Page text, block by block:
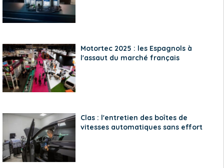
Motortec 2025 : les Espagnols à
l'assaut du marché français
Clas : l'entretien des boîtes de
vitesses automatiques sans effort